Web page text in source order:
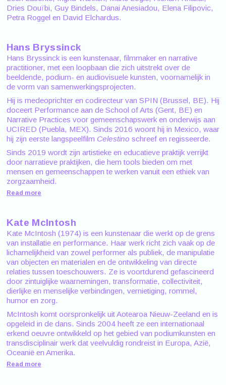
Dries Douïbi, Guy Bindels, Danai Anesiadou, Elena Filipovic,
Petra Roggel en David Elchardus.
Hans Bryssinck
Hans Bryssinck is een kunstenaar, filmmaker en narrative
practitioner, met een loopbaan die zich uitstrekt over de
beeldende, podium- en audiovisuele kunsten, voornamelijk in
de vorm van samenwerkingsprojecten.
Hij is medeoprichter en codirecteur van SPIN (Brussel, BE). Hij
doceert Performance aan de School of Arts (Gent, BE) en
Narrative Practices voor gemeenschapswerk en onderwijs aan
UCIRED (Puebla, MEX). Sinds 2016 woont hij in Mexico, waar
hij zijn eerste langspeelfilm Celestino schreef en regisseerde.
Sinds 2019 wordt zijn artistieke en educatieve praktijk verrijkt
door narratieve praktijken, die hem tools bieden om met
mensen en gemeenschappen te werken vanuit een ethiek van
zorgzaamheid.
Read more
Kate McIntosh
Kate McIntosh (1974) is een kunstenaar die werkt op de grens
van installatie en performance. Haar werk richt zich vaak op de
lichamelijkheid van zowel performer als publiek, de manipulatie
van objecten en materialen en de ontwikkeling van directe
relaties tussen toeschouwers. Ze is voortdurend gefascineerd
door zintuiglijke waarnemingen, transformatie, collectiviteit,
dierlijke en menselijke verbindingen, vernietiging, rommel,
humor en zorg.
McIntosh komt oorspronkelijk uit Aotearoa Nieuw-Zeeland en is
opgeleid in de dans. Sinds 2004 heeft ze een internationaal
erkend oeuvre ontwikkeld op het gebied van podiumkunsten en
transdisciplinair werk dat veelvuldig rondreist in Europa, Azië,
Oceanië en Amerika.
Read more